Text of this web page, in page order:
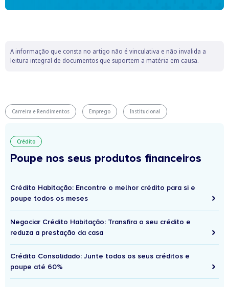
A informação que consta no artigo não é vinculativa e não invalida a
leitura integral de documentos que suportem a matéria em causa.
Carreira e Rendimentos Emprego Institucional
Crédito
Poupe nos seus produtos financeiros
Crédito Habitação: Encontre o melhor crédito para si e
poupe todos os meses
Negociar Crédito Habitação: Transfira o seu crédito e
reduza a prestação da casa
Crédito Consolidado: Junte todos os seus créditos e
poupe até 60%